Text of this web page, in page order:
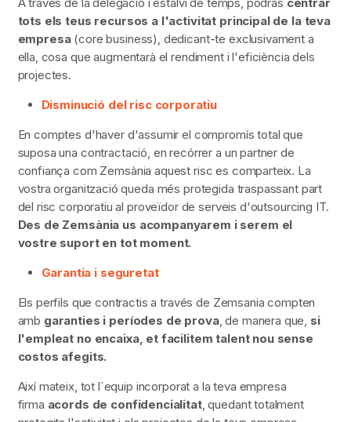
tots els teus recursos a l'activitat principal de la teva
empresa (core business), dedicant-te exclusivament a
ella, cosa que augmentarà el rendiment i l'eficiència dels
projectes.
Disminució del risc corporatiu
En comptes d'haver d'assumir el compromís total que
suposa una contractació, en recórrer a un partner de
confiança com Zemsània aquest risc es comparteix. La
vostra organització queda més protegida traspassant part
del risc corporatiu al proveïdor de serveis d'outsourcing IT.
Des de Zemsània us acompanyarem i serem el
vostre suport en tot moment.
Garantia i seguretat
Els perfils que contractis a través de Zemsania compten
amb garanties i períodes de prova, de manera que, si
l'empleat no encaixa, et facilitem talent nou sense
costos afegits.
Així mateix, tot l´equip incorporat a la teva empresa
firma acords de confidencialitat, quedant totalment